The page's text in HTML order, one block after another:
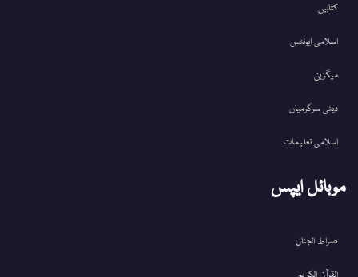
کتابیں
اسلامی ایونٹس
میگزین
دینی سرگرمیاں
اسلامی تعلیمات
موبائل ایپس
صراط الجنان